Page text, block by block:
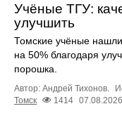
Учёные ТГУ:
улучшить
Томские учёные
на 50% благодаря
порошка.
Автор: Андрей Тихонов.
Томск
1414 07.08.2026